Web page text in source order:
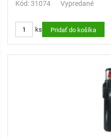
Kód: 31074 Vypredané
ks Pridať do košíka